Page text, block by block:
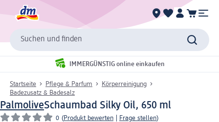
Suchen und finden
IMMERGÜNSTIG online einkaufen
Startseite Pflege & Parfum
Körperreinigung
Badezusatz & Badesalz
PalmoliveSchaumbad Silky Oil, 650 ml
0 (Produkt bewerten Frage stellen)